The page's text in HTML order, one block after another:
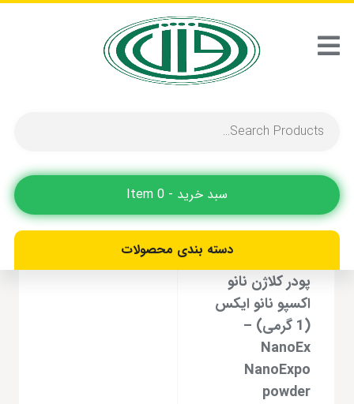
سبد خرید - 0 Item
دسته بندی محصولات
کاهش التهاب
نمایش یک نتیجه
پودر کلاژن نانو
اکسپو نانو ایکس
(1 گرمی) –
NanoEx
NanoExpo
powder